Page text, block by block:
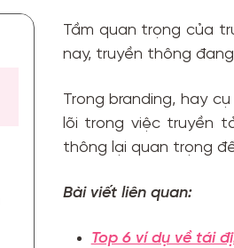
Tầm quan trọng của
nay, truyền thông
Trong branding, hay
lõi trong việc truyền
thông lại quan trọng
Bài viết liên quan:
Top 6 ví dụ về tái